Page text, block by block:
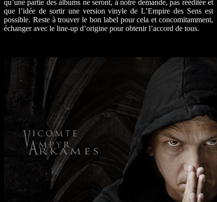
qu’une partie des albums ne seront, à notre demande, pas rééditée et
que l’idée de sortir une version vinyle de L’Empire des Sens est
possible. Reste à trouver le bon label pour cela et concomitamment,
échanger avec le line-up d’origine pour obtenir l’accord de tous.